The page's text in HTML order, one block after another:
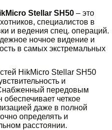
Stellar SH50 – это
специалистов в
и ведения спец. операций.
ночное видение и
в самых экстремальных
HikMicro Stellar SH50
и
передовым
четкое
даже в полной
определять и
расстоянии.